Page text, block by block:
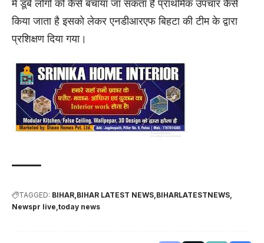
किया जाता है इसको लेकर एनडीआरएफ बिहटा की टीम के द्वारा
प्रशिक्षण दिया गया।
TAGGED: BIHAR BIHAR LATEST NEWS BIHARLATESTNEWS
Newspr live today news